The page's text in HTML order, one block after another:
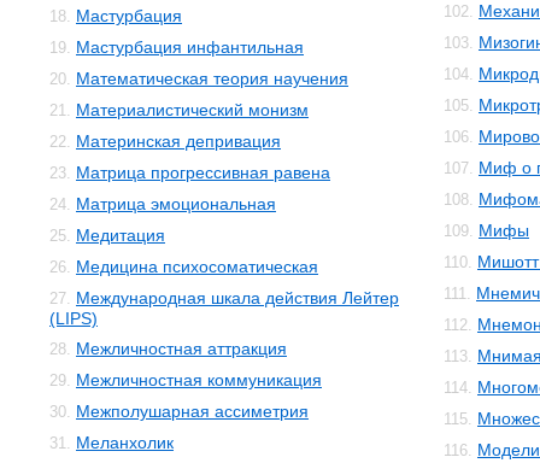
18. Мастурбация
19. Мастурбация инфантильная
20. Математическая теория научения
21. Материалистический монизм
22. Материнская депривация
23. Матрица прогрессивная равена
24. Матрица эмоциональная
25. Медитация
26. Медицина психосоматическая
27. Международная шкала действия Лейтер
(LIPS)
28. Межличностная аттракция
29. Межличностная коммуникация
30. Межполушарная ассиметрия
31. Меланхолик
102.
103.
104.
105.
106.
107. Миф о
108.
109. Мифы
110.
111.
112.
113.
114.
115.
116.